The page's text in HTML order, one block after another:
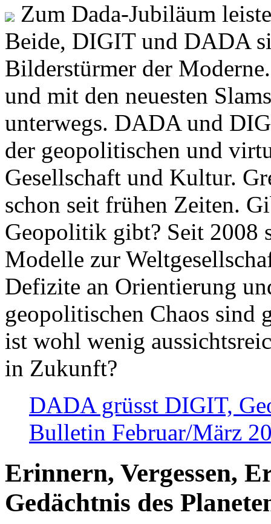
Zum Dada-Jubiläum
Beide, DIGIT und DADA
Bilderstürmer der
und mit den neuesten
unterwegs. DADA und
der geopolitischen und
Gesellschaft und Kultur.
schon seit frühen Zeiten.
Geopolitik gibt? Seit 2008
Modelle zur
Defizite an Orientierung
geopolitischen Chaos sind
ist wohl wenig
in Zukunft?
DADA grüsst DIGIT,
Bulletin Februar/März
Erinnern, Vergessen,
Gedächtnis des